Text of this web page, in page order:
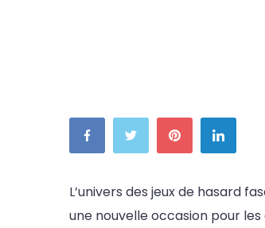
L’univers des jeux de hasard
une nouvelle occasion pour